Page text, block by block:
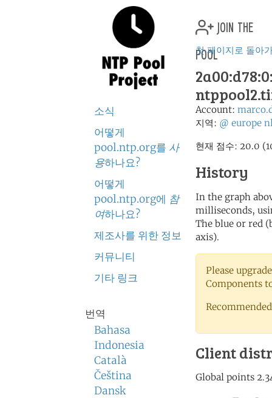
소식
어떻게
pool.ntp.org를 사
용하나요?
어떻게
pool.ntp.org에 참
여하나요?
제조사를 위한 정보
커뮤니티
기타 링크
번역
Bahasa
Indonesia
Català
Čeština
Dansk
join the
pool
첫 페이지로 돌아
Account:
지역: @ europe
현재 점수: 20.0
History
In the graph
milliseconds,
The blue or red
axis).
Please
Components
Client